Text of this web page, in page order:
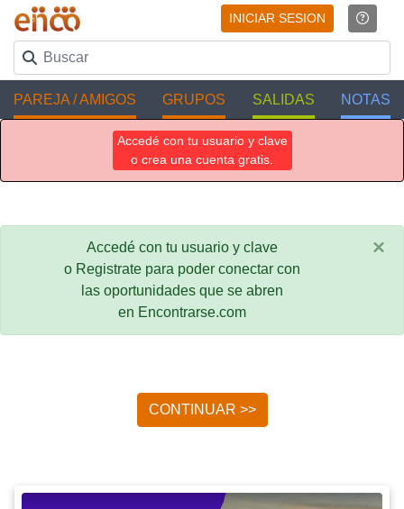
INICIAR SESION
PAREJA / AMIGOS GRUPOS SALIDAS NOTAS
Accedé con tu usuario y clave
o crea una cuenta gratis.
Accedé con tu usuario y clave
o Registrate para poder conectar con
las oportunidades que se abren
en Encontrarse.com
×
CONTINUAR >>